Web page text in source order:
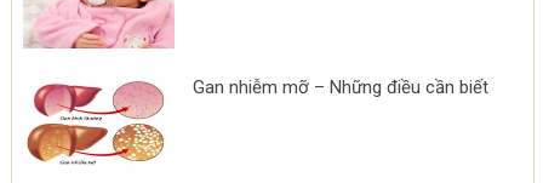
Gan nhiễm mỡ – Những điều cần biết